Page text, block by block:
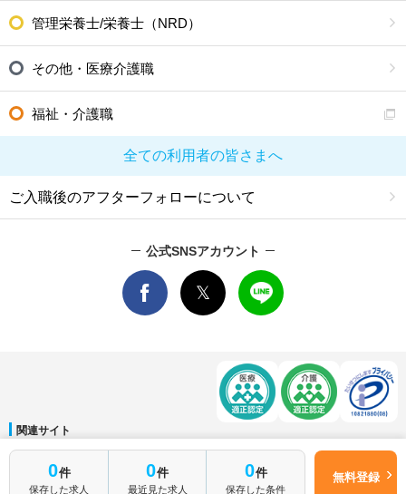
0件
保存した求人
0件
最近見た求人
0件
保存した条件
無料登録
管理栄養士/栄養士（NRD）
その他・医療介護職
福祉・介護職
全ての利用者の皆さまへ
ご入職後のアフターフォローについて
公式SNSアカウント
関連サイト
マイナビDOCTOR│マイナビ看護師│マイナビ薬剤師│マイナビ保育士
運営会社
会社概要│ ご利用規約 個人情報保護方針 サイトマップ│お問い合わせ